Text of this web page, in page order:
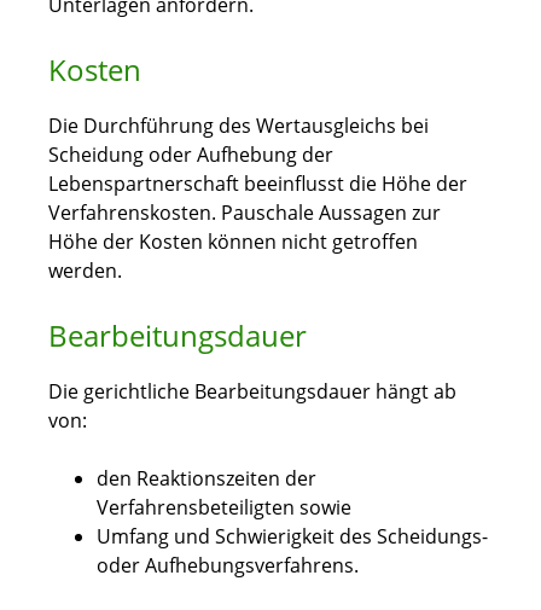
Kosten
Die Durchführung des Wertausgleichs bei
Scheidung oder Aufhebung der
Lebenspartnerschaft beeinflusst die Höhe der
Verfahrenskosten. Pauschale Aussagen zur
Höhe der Kosten können nicht getroffen
werden.
Bearbeitungsdauer
Die gerichtliche Bearbeitungsdauer hängt ab
von:
den Reaktionszeiten der
Verfahrensbeteiligten sowie
Umfang und Schwierigkeit des Scheidungs-
oder Aufhebungsverfahrens.